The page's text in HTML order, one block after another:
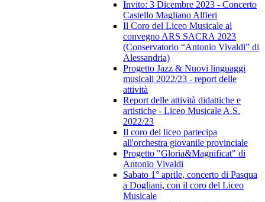
Invito: 3 Dicembre 2023 - Concerto
Castello Magliano Alfieri
Il Coro del Liceo Musicale al
convegno ARS SACRA 2023
(Conservatorio “Antonio Vivaldi” di
Alessandria)
Progetto Jazz & Nuovi linguaggi
musicali 2022/23 - report delle
attività
Report delle attività didattiche e
artistiche - Liceo Musicale A.S.
2022/23
Il coro del liceo partecipa
all'orchestra giovanile provinciale
Progetto "Gloria&Magnificat" di
Antonio Vivaldi
Sabato 1° aprile, concerto di Pasqua
a Dogliani, con il coro del Liceo
Musicale